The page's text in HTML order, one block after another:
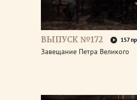
ВЫПУСК №172 157
Завещание Петра Великого